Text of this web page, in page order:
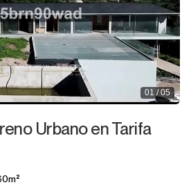
01 / 05
Urbano en Tarifa